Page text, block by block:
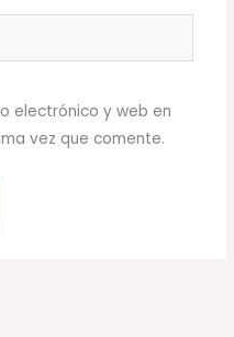
electrónico y web en
vez que comente.